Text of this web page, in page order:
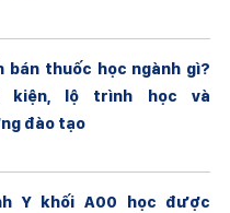
bán thuốc học ngành gì?
kiện, lộ trình học và
đào tạo
Y khối A00 học được